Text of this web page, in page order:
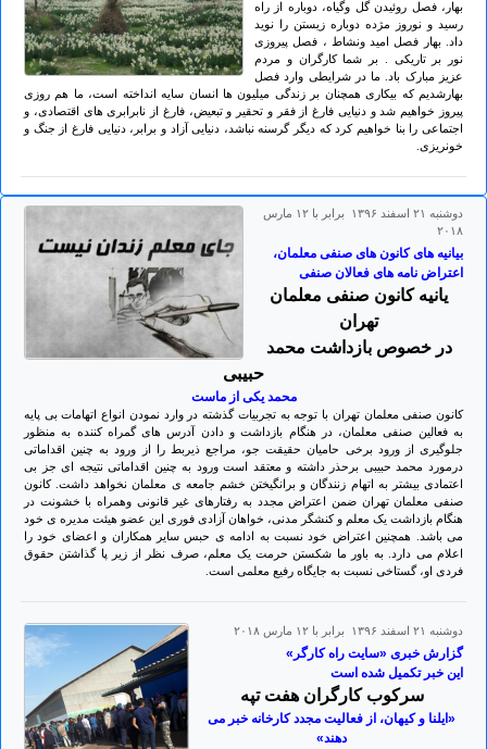
بهار، فصل روئیدن گل وگیاه، دوباره از راه
رسید و نوروز مژده دوباره زیستن را نوید
داد. بهار فصل امید ونشاط ، فصل پیروزی
نور بر تاریکی . بر شما کارگران و مردم
عزیز مبارک باد. ما در شرایطی وارد فصل
بهارشدیم که بیکاری همچنان بر زندگی میلیون ها انسان سایه انداخته است، ما هم روزی
پیروز خواهیم شد و دنیایی فارغ از فقر و تحقیر و تبعیض، فارغ از نابرابری های اقتصادی، و
اجتماعی را بنا خواهیم کرد که دیگر گرسنه نباشد، دنیایی آزاد و برابر، دنیایی فارغ از جنگ و
خونریزی.
دوشنبه ۲۱ اسفند ۱۳۹۶ برابر با ۱۲ مارس
۲۰۱۸
بیانیه های کانون های صنفی معلمان،
اعتراض نامه های فعالان صنفی
یانیه کانون صنفی معلمان
تهران
در خصوص بازداشت محمد
حبیبی
محمد یکی از ماست
کانون صنفی معلمان تهران با توجه به تجربیات گذشته در وارد نمودن انواع اتهامات بی پایه
به فعالین صنفی معلمان، در هنگام بازداشت و دادن آدرس های گمراه کننده به منظور
جلوگیری از ورود برخی حامیان حقیقت جو، مراجع ذیربط را از ورود به چنین اقداماتی
درمورد محمد حبیبی برحذر داشته و معتقد است ورود به چنین اقداماتی نتیجه ای جز بی
اعتمادی بیشتر به اتهام زنندگان و برانگیختن خشم جامعه ی معلمان نخواهد داشت. کانون
صنفی معلمان تهران ضمن اعتراض مجدد به رفتارهای غیر قانونی وهمراه با خشونت در
هنگام بازداشت یک معلم و کنشگر مدنی، خواهان آزادی فوری این عضو هیئت مدیره ی خود
می باشد. همچنین اعتراض خود نسبت به ادامه ی حبس سایر همکاران و اعضای خود را
اعلام می دارد. به باور ما شکستن حرمت یک معلم، صرف نظر از زیر پا گذاشتن حقوق
فردی او، گستاخی نسبت به جایگاه رفیع معلمی است.
دوشنبه ۲۱ اسفند ۱۳۹۶ برابر با ۱۲ مارس ۲۰۱۸
گزارش خبری «سایت راه کارگر»
این خبر تکمیل شده است
سرکوب کارگران هفت تپه
«ایلنا و کیهان، از فعالیت مجدد کارخانه خبر می
دهند»